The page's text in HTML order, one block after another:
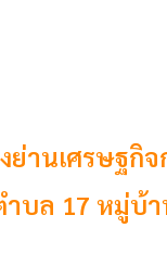
ย่านเศรษฐ
บล 17 หมู่บ้